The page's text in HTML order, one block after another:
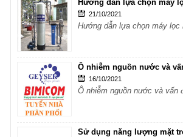
Hướng dẫn lựa chọn máy
21/10/2021
Hướng dẫn lựa chọn máy lọc
Ô nhiễm nguồn nước và
16/10/2021
Ô nhiễm nguồn nước và vấn
Sử dụng năng lượng mặt